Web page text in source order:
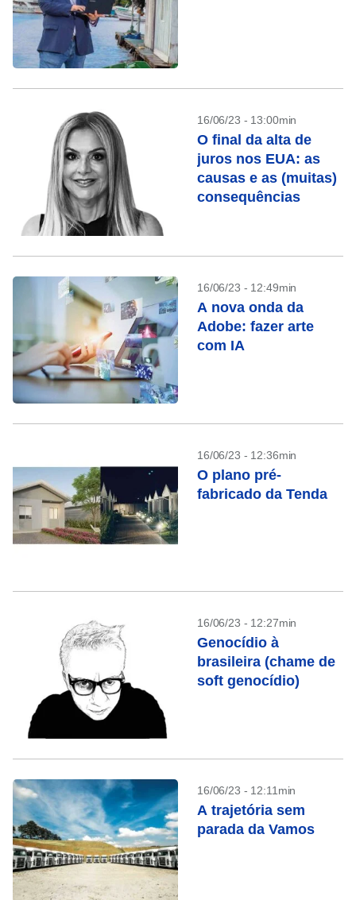
16/06/23 - 13:00min
O final da alta de
juros nos EUA: as
causas e as (muitas)
consequências
16/06/23 - 12:49min
A nova onda da
Adobe: fazer arte
com IA
16/06/23 - 12:36min
O plano pré-
fabricado da Tenda
16/06/23 - 12:27min
Genocídio à
brasileira (chame de
soft genocídio)
16/06/23 - 12:11min
A trajetória sem
parada da Vamos